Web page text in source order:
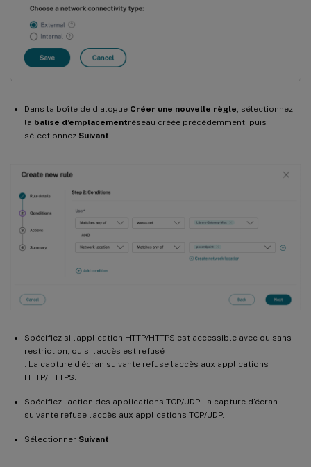
Dans la boîte de dialogue Créer une nouvelle règle, sélectionnez
la balise d’emplacementréseau créée précédemment, puis
sélectionnez Suivant
Spécifiez si l’application HTTP/HTTPS est accessible avec ou sans
restriction, ou si l’accès est refusé
. La capture d’écran suivante refuse l’accès aux applications
HTTP/HTTPS.
Spécifiez l’action des applications TCP/UDP La capture d’écran
suivante refuse l’accès aux applications TCP/UDP.
Sélectionner Suivant